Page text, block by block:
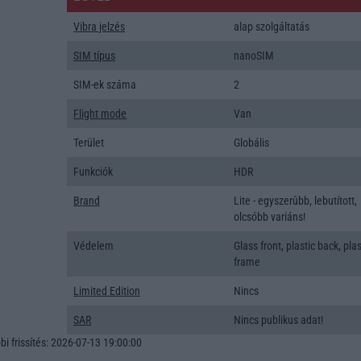
Vibra jelzés alap szolgáltatás
SIM típus nanoSIM
SIM-ek száma 2
Flight mode Van
Terület Globális
Funkciók HDR
Brand
Lite - egyszerûbb, lebutított,
olcsóbb variáns!
Védelem
Glass front, plastic back,
frame
Limited Edition Nincs
SAR
Nincs publikus adat!
frissítés: 2026-07-13 19:00:00